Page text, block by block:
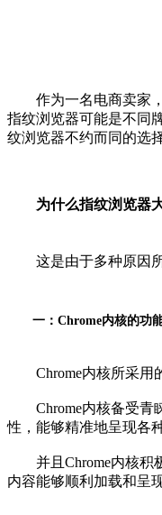
作为一名电商卖家，
指纹浏览器可能是不同
纹浏览器不约而同的选
为什么指纹浏览器大
这是由于多种原因所
一：Chrome内核的功
Chrome内核所采用的
Chrome内核备受青睐
性，能够精准地呈现各
并且Chrome内核积极
内容能够顺利加载和呈